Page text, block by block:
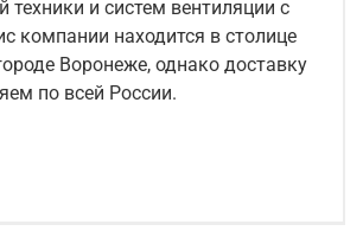
техники и систем вентиляции с
компании находится в столице
Воронеже, однако доставку
по всей России.